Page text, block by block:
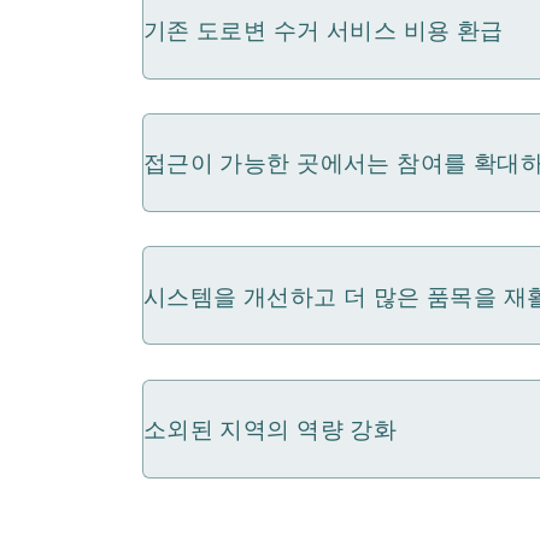
기존 도로변 수거 서비스 비용 환급
접근이 가능한 곳에서는 참여를 확대
시스템을 개선하고 더 많은 품목을 재
소외된 지역의 역량 강화